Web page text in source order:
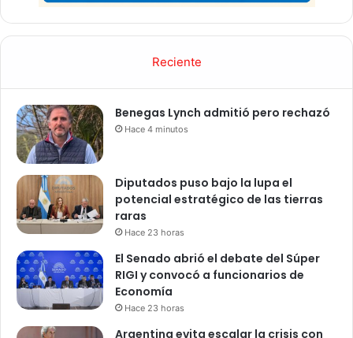
Reciente
Benegas Lynch admitió pero rechazó
Hace 4 minutos
Diputados puso bajo la lupa el
potencial estratégico de las tierras
raras
Hace 23 horas
El Senado abrió el debate del Súper
RIGI y convocó a funcionarios de
Economía
Hace 23 horas
Argentina evita escalar la crisis con